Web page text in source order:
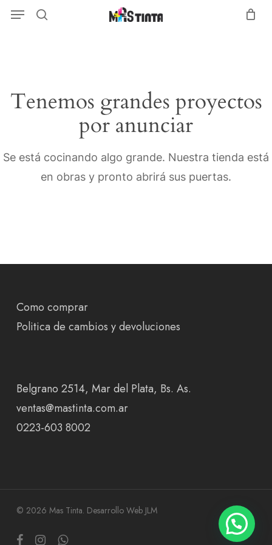
SkipMenu
Tenemos grandes proyectos
por anunciar
Se está cocinando algo grande. Nuestra tienda está
en obras y pronto abrirá sus puertas.
Como comprar
Politica de cambios y devoluciones
Belgrano 2514, Mar del Plata, Bs. As.
ventas@mastinta.com.ar
0223-603 8002
© 2026 Mas Tinta. Desarrollo Web JLM
facebookinstagramwhatsapp
Menu